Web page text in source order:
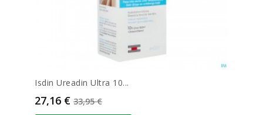
Isdin Ureadin Ultra 10...
Prix
27,16 € Prix de base
33,95 €